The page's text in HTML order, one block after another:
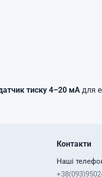
тиску 4–20 мА для
Контакти
Наші